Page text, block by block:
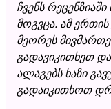
ჩვენს
მოგვცა. ამ ერთის
მეორეს
გადავიკითხეთ
ალაგებს ხაზი
გადაიკითხოთ